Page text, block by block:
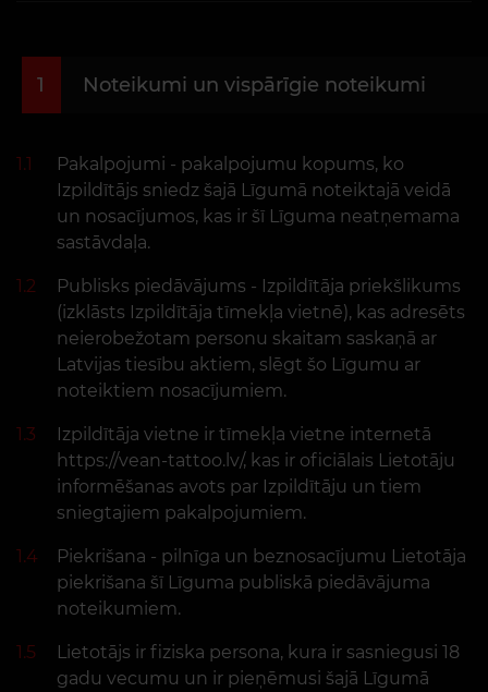
1 Noteikumi un vispārīgie noteikumi
1.1
Pakalpojumi - pakalpojumu kopums, ko
Izpildītājs sniedz šajā Līgumā noteiktajā veidā
un nosacījumos, kas ir šī Līguma neatņemama
sastāvdaļa.
1.2
Publisks piedāvājums - Izpildītāja priekšlikums
(izklāsts Izpildītāja tīmekļa vietnē), kas adresēts
neierobežotam personu skaitam saskaņā ar
Latvijas tiesību aktiem, slēgt šo Līgumu ar
noteiktiem nosacījumiem.
1.3
Izpildītāja vietne ir tīmekļa vietne internetā
https://vean-tattoo.lv/, kas ir oficiālais Lietotāju
informēšanas avots par Izpildītāju un tiem
sniegtajiem pakalpojumiem.
1.4
Piekrišana - pilnīga un beznosacījumu Lietotāja
piekrišana šī Līguma publiskā piedāvājuma
noteikumiem.
1.5
Lietotājs ir fiziska persona, kura ir sasniegusi 18
gadu vecumu un ir pieņēmusi šajā Līgumā